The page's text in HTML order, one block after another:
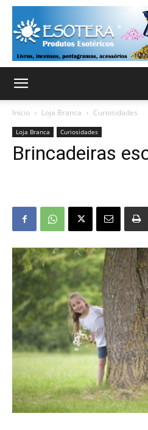
Início Loja Branca Curiosidades
Loja Branca Curiosidades
Brincadeiras